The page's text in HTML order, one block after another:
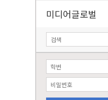
미디어글로벌